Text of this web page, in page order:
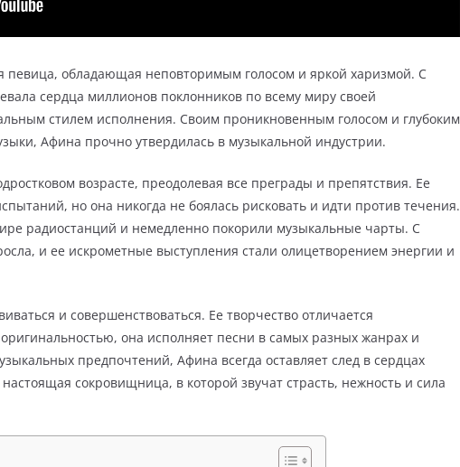
певица, обладающая неповторимым голосом и яркой харизмой. С
сердца миллионов поклонников по всему миру своей
стилем исполнения. Своим проникновенным голосом и глубоким
Афина прочно утвердилась в музыкальной индустрии.
возрасте, преодолевая все преграды и препятствия. Ее
но она никогда не боялась рисковать и идти против течения.
радиостанций и немедленно покорили музыкальные чарты. С
и ее искрометные выступления стали олицетворением энергии и
и совершенствоваться. Ее творчество отличается
она исполняет песни в самых разных жанрах и
предпочтений, Афина всегда оставляет след в сердцах
настоящая сокровищница, в которой звучат страсть, нежность и сила